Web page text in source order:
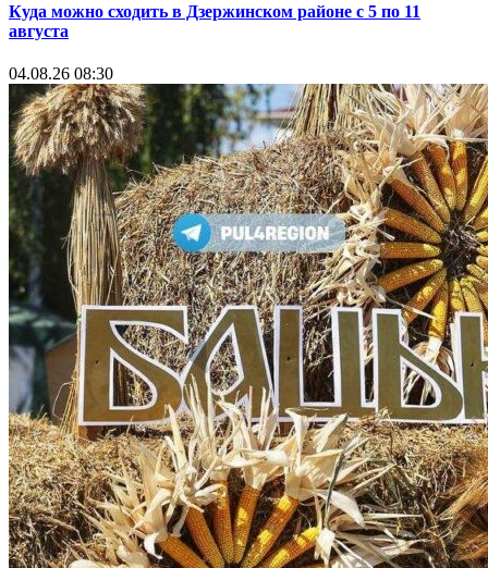
Куда можно сходить в Дзержинском районе с 5 по 11
августа
04.08.26 08:30